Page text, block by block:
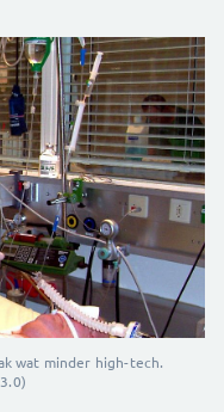
wat minder high-tech.